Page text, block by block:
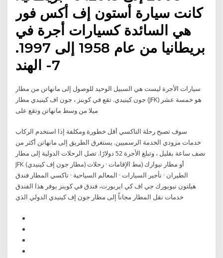
كانت سيارة أستون إف أكس فور
هي السائدة كسيارات أجرة في
بريطانيا من عام 1958 إلى 1997.
7- الهند
سيارات الأجرة ليست هي السبيل الوحيد للوصول إلى مانهاتن من مطار
جون كينيدي. تقع في كوينز ، جون اف كينيدي مطار (JFK) هو خمسة عشر
سوف تصبح رحلة التاكسي أقل خطورة ومكلفة إذا استخدم الركاب
خدمات مزودي الخدمة الرسميين. يستغرق الطريق إلى مانهاتن أكثر من
نصف ساعة بقليل ، وتبلغ الأجرة 52 دولارًا. تصل الرحلات الدولية إلى مطار
JFK (مطار جون إف كينيدي) أو مطار نيوارك (مط الإقامات · رحلات
الطيران · تأجير السيارات · المعالم السياحية · تاكسي المطار فندق
هيلتون نيويورك جي اف كي ايربورت، فندق في كوينز يوفر هذا الفندق
خدمات نقل المطار مجاناً إلى مطار جون إف كينيدي الدولي الذي